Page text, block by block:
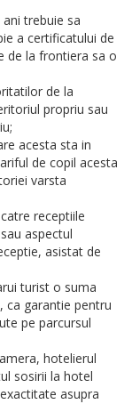
trebuie sa
a certificatului de
de la frontiera sa o
de la
propriu sau
acesta sta in
de copil acesta
varsta
receptiile
aspectul
asistat de
turist o suma
ca garantie pentru
pe parcursul
hotelierul
sosirii la hotel
asupra